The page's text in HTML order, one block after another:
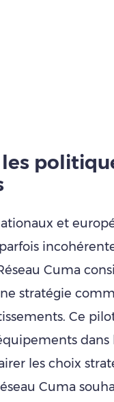
et
Cuma
stratégie
Ce
dans
les choix
Cuma